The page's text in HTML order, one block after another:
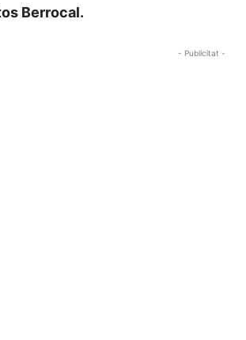
Berrocal.
- Publicitat -